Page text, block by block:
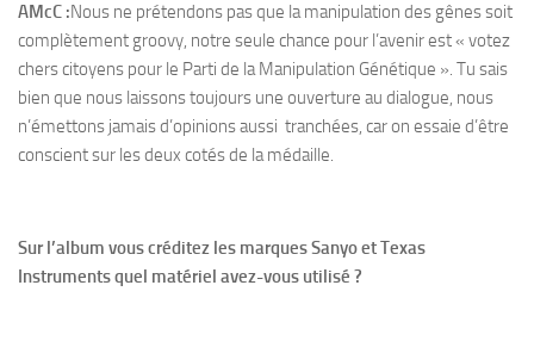
AMcC :Nous ne prétendons pas que la manipulation des gênes soit
complètement groovy, notre seule chance pour l’avenir est « votez
chers citoyens pour le Parti de la Manipulation Génétique ». Tu sais
bien que nous laissons toujours une ouverture au dialogue, nous
n’émettons jamais d’opinions aussi tranchées, car on essaie d’être
conscient sur les deux cotés de la médaille.
Sur l’album vous créditez les marques Sanyo et Texas
Instruments quel matériel avez-vous utilisé ?